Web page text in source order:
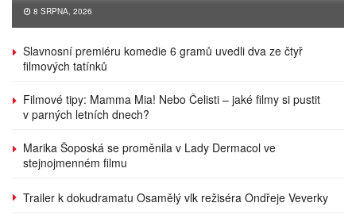
8 SRPNA, 2026
Slavnosní premiéru komedie 6 gramů uvedli dva ze čtyř
filmových tatínků
Filmové tipy: Mamma Mia! Nebo Čelisti – jaké filmy si pustit
v parných letních dnech?
Marika Šoposká se proměnila v Lady Dermacol ve
stejnojmenném filmu
Trailer k dokudramatu Osamělý vlk režiséra Ondřeje Veverky